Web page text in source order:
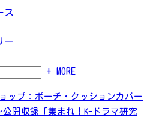
ス
ー
+ MORE
ップ：ポーチ・クッションカバー
公開収録「集まれ！K-ドラマ研究